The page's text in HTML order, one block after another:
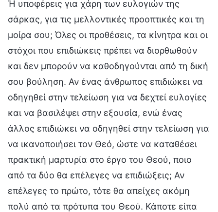
Ή υποφέρεις για χάρη των ευλογιών της
σάρκας, για τις μελλοντικές προοπτικές και τη
μοίρα σου; Όλες οι προθέσεις, τα κίνητρα και οι
στόχοι που επιδιώκεις πρέπει να διορθωθούν
και δεν μπορούν να καθοδηγούνται από τη δική
σου βούληση. Αν ένας άνθρωπος επιδιώκει να
οδηγηθεί στην τελείωση για να δεχτεί ευλογίες
και να βασιλέψει στην εξουσία, ενώ ένας
άλλος επιδιώκει να οδηγηθεί στην τελείωση για
να ικανοποιήσει τον Θεό, ώστε να καταθέσει
πρακτική μαρτυρία στο έργο του Θεού, ποιο
από τα δύο θα επέλεγες να επιδιώξεις; Αν
επέλεγες το πρώτο, τότε θα απείχες ακόμη
πολύ από τα πρότυπα του Θεού. Κάποτε είπα